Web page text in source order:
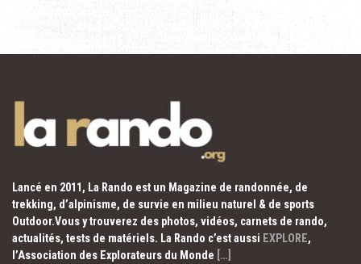
Lancé en 2011, La Rando est un Magazine de randonnée, de
trekking, d’alpinisme, de survie en milieu naturel & de sports
Outdoor.Vous y trouverez des photos, vidéos, carnets de rando,
actualités, tests de matériels. La Rando c’est aussi EXPLORE,
l’Association des Explorateurs du Monde […]